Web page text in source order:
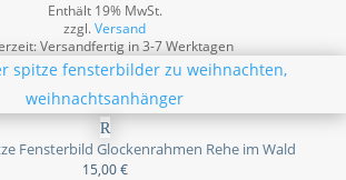
Enthält 19% MwSt.
zzgl.Versand
Versandfertig in 3-7 Werktagen
Fensterbild Glockenrahmen Rehe im Wald
15,00€